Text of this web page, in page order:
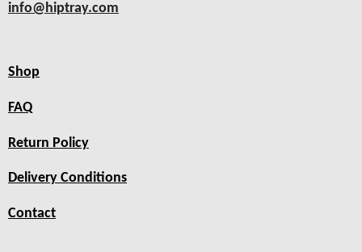
info@hiptray.com
Shop
FAQ
Return Policy
Delivery Conditions
Contact